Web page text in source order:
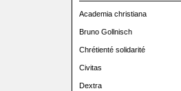
Academia christiana
Bruno Gollnisch
Chrétienté solidarité
Civitas
Dextra